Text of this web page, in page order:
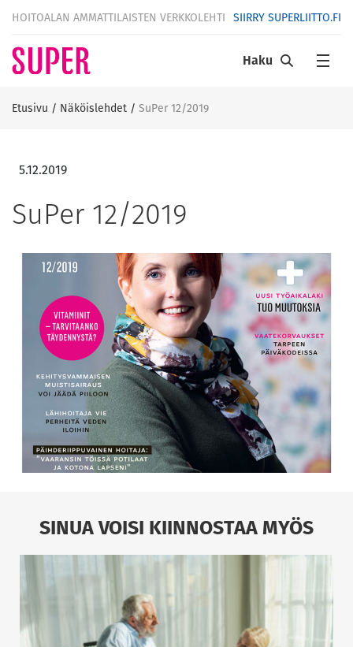
HOITOALAN AMMATTILAISTEN VERKKOLEHTI SIIRRY SUPERLIITTO.FI
Haku
Etusivu / Näköislehdet / SuPer 12/2019
5.12.2019
SuPer 12/2019
SINUA VOISI KIINNOSTAA MYÖS